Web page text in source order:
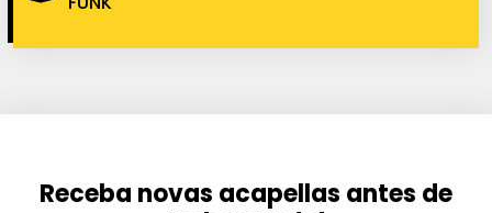
Receba novas acapellas antes de